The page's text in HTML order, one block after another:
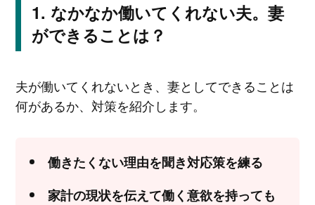
なかなか働いてくれない夫。妻
ができることは？
夫が働いてくれないとき、妻としてできることは
何があるか、対策を紹介します。
働きたくない理由を聞き対応策を練る
家計の現状を伝えて働く意欲を持っても